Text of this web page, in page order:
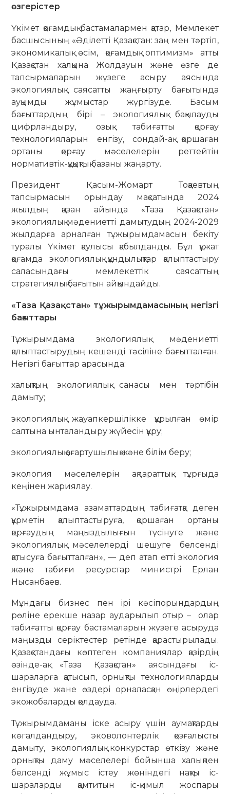
өзгерістер
Үкімет қоғамдық бастамалармен қатар, Мемлекет
басшысының «Әділетті Қазақстан: заң мен тәртіп,
экономикалық өсім, қоғамдық оптимизм» атты
Қазақстан халқына Жолдауын және өзге де
тапсырмаларын жүзеге асыру аясында
экологиялық саясатты жаңғырту бағытында
ауқымды жұмыстар жүргізуде. Басым
бағыттардың бірі – экологиялық бақылауды
цифрландыру, озық табиғатты қорғау
технологияларын енгізу, сондай-ақ қоршаған
ортаны қорғау мәселелерін реттейтін
нормативтік-құқықтық базаны жаңарту.
Президент Қасым-Жомарт Тоқаевтың
тапсырмасын орындау мақсатында 2024
жылдың қазан айында «Таза Қазақстан»
экологиялық мәдениетті дамытудың 2024-2029
жылдарға арналған тұжырымдамасын бекіту
туралы Үкімет қаулысы қабылданды. Бұл құжат
қоғамда экологиялық құндылықтар қалыптастыру
саласындағы мемлекеттік саясаттың
стратегиялық бағытын айқындайды.
«Таза Қазақстан» тұжырымдамасының негізгі
бағыттары
Тұжырымдама экологиялық мәдениетті
қалыптастырудың кешенді тәсіліне бағытталған.
Негізгі бағыттар арасында:
халықтың экологиялық санасы мен тәртібін
дамыту;
экологиялық жауапкершілікке құрылған өмір
салтына ынталандыру жүйесін құру;
экологиялық ағартушылық және білім беру;
экология мәселелерін ақпараттық тұрғыда
кеңінен жариялау.
«Тұжырымдама азаматтардың табиғатқа деген
құрметін қалыптастыруға, қоршаған ортаны
қорғаудың маңыздылығын түсінуге және
экологиялық мәселелерді шешуге белсенді
қатысуға бағытталған», — деп атап өтті экология
және табиғи ресурстар министрі Ерлан
Нысанбаев.
Мұндағы бизнес пен ірі кәсіпорындардың
рөліне ерекше назар аударылып отыр – олар
табиғатты қорғау бастамаларын жүзеге асыруда
маңызды серіктестер ретінде қарастырылады.
Қазақстандағы көптеген компаниялар қазірдің
өзінде-ақ «Таза Қазақстан» аясындағы іс-
шараларға қатысып, орнықты технологияларды
енгізуде және өздері орналасқан өңірлердегі
экожобаларды қолдауда.
Тұжырымдаманы іске асыру үшін аумақтарды
көгалдандыру, эковолонтерлік қозғалысты
дамыту, экологиялық конкурстар өткізу және
орнықты даму мәселелері бойынша халықпен
белсенді жұмыс істеу жөніндегі нақты іс-
шараларды қамтитын іс-қимыл жоспары